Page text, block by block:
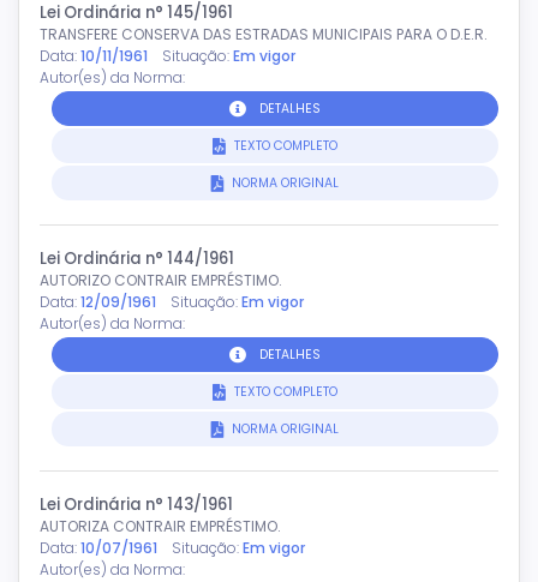
Lei Ordinária n° 145/1961
TRANSFERE CONSERVA DAS ESTRADAS MUNICIPAIS PARA O D.E.R.
Data:10/11/1961 Situação: Em vigor
Autor(es) da Norma:
DETALHES
TEXTO COMPLETO
NORMA ORIGINAL
Lei Ordinária n° 144/1961
AUTORIZO CONTRAIR EMPRÉSTIMO.
Data:12/09/1961 Situação: Em vigor
Autor(es) da Norma:
DETALHES
TEXTO COMPLETO
NORMA ORIGINAL
Lei Ordinária n° 143/1961
AUTORIZA CONTRAIR EMPRÉSTIMO.
Data:10/07/1961 Situação: Em vigor
Autor(es) da Norma: